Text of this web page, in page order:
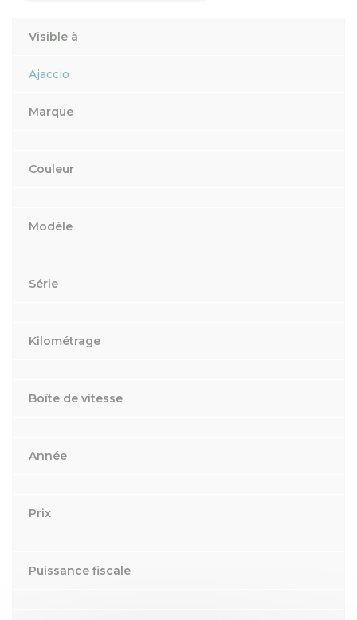
Visible à
Ajaccio
Marque
Couleur
Modèle
Série
Kilométrage
Boîte de vitesse
Année
Prix
Puissance fiscale